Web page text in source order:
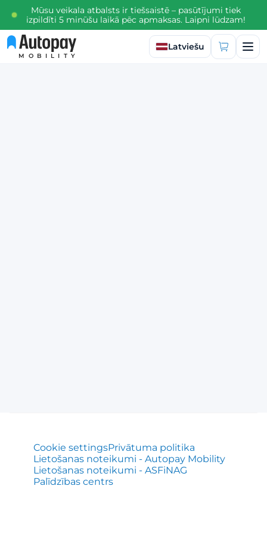
Mūsu veikala atbalsts ir tiešsaistē – pasūtījumi tiek
izpildīti 5 minūšu laikā pēc apmaksas. Laipni lūdzam!
MOBILITY
Izvēlēties valodu
Latviešu
Cookie settingsPrivātuma politika
Lietošanas noteikumi - Autopay Mobility
Lietošanas noteikumi - ASFiNAG
Palīdzības centrs